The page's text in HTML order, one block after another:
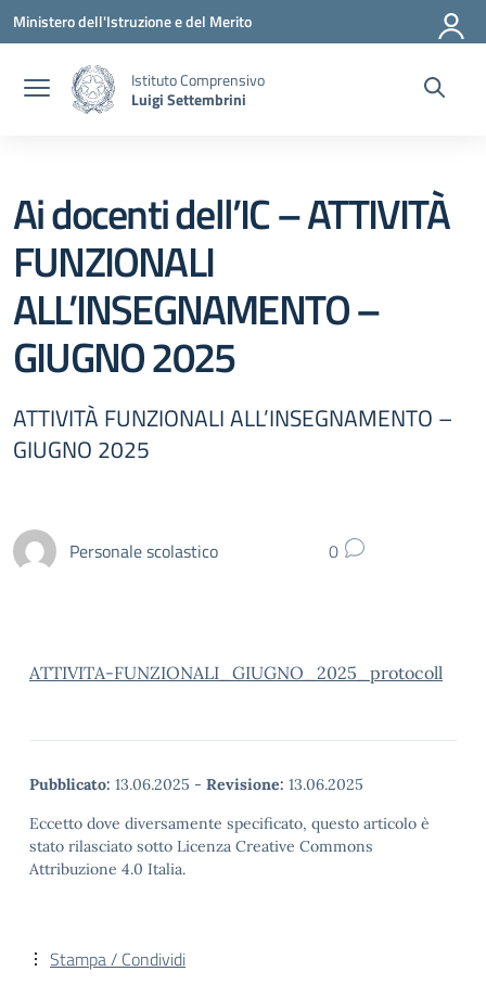
Vai ai contenuti
Vai al menu di navigazione
Vai al footer
Ministero dell'Istruzione e del Merito
Istituto Comprensivo
Luigi Settembrini
Ai docenti dell’IC – ATTIVITÀ
FUNZIONALI
ALL’INSEGNAMENTO –
GIUGNO 2025
ATTIVITÀ FUNZIONALI ALL’INSEGNAMENTO –
GIUGNO 2025
Personale scolastico 0
ATTIVITA-FUNZIONALI_GIUGNO_2025_protocoll
Pubblicato: 13.06.2025 - Revisione: 13.06.2025
Eccetto dove diversamente specificato, questo articolo è
stato rilasciato sotto Licenza Creative Commons
Attribuzione 4.0 Italia.
Stampa / Condividi